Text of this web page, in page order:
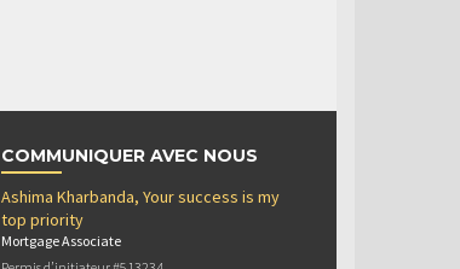
COMMUNIQUER AVEC NOUS
Ashima Kharbanda, Your success is my
top priority
Mortgage Associate